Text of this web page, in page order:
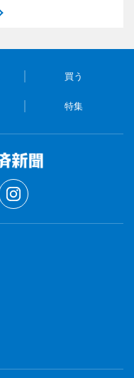
買う
特集